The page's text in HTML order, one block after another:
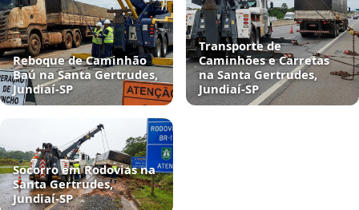
Reboque de Caminhão
Baú na Santa Gertrudes,
Jundiaí‑SP
Transporte de
Caminhões e Carretas
na Santa Gertrudes,
Jundiaí‑SP
Socorro em Rodovias na
Santa Gertrudes,
Jundiaí‑SP